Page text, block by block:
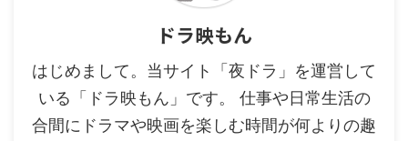
ドラ映もん
はじめまして。当サイト「夜ドラ」を運営して
いる「ドラ映もん」です。 仕事や日常生活の
合間にドラマや映画を楽しむ時間が何よりの趣